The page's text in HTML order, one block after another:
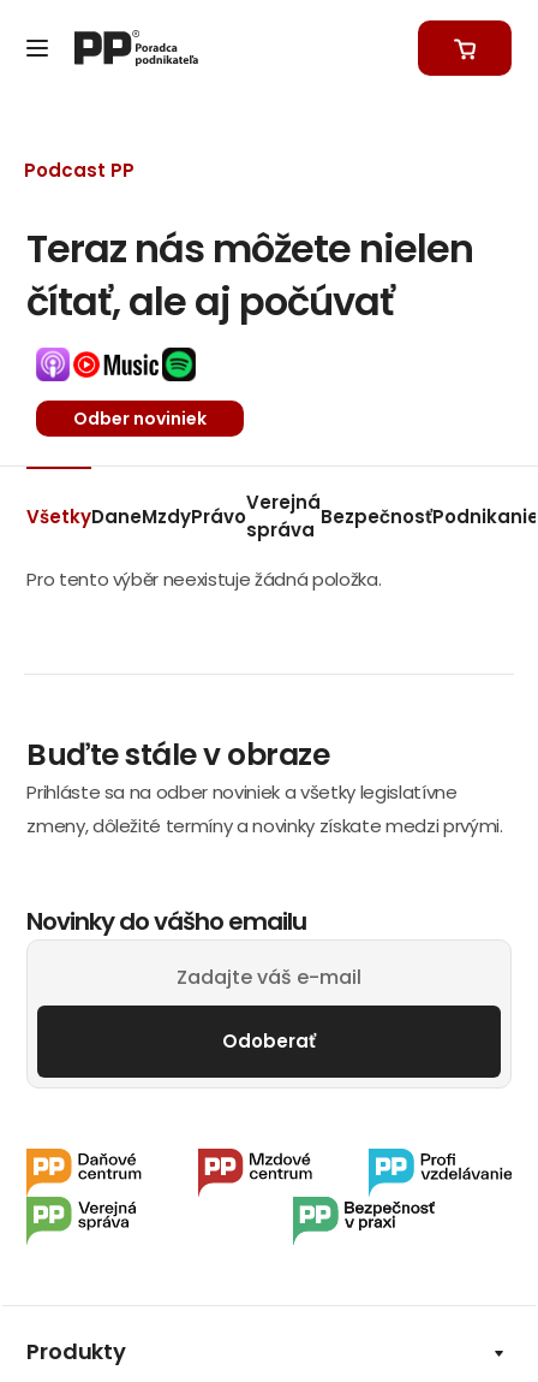
Podcast PP
Teraz nás môžete nielen
čítať, ale aj počúvať
Odber noviniek
VšetkyDaneMzdyPrávo
Verejná
správa
Bezpečnosť
Pro tento výběr neexistuje žádná položka.
Buďte stále v obraze
Prihláste sa na odber noviniek a všetky legislatívne
zmeny, dôležité termíny a novinky získate medzi prvými.
Novinky do vášho emailu
Odoberať
Produkty